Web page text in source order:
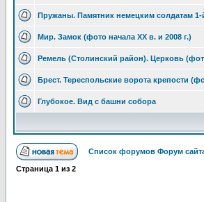
Пружаны. Памятник немецким солдатам
Мир. Замок (фото начала XX в. и 2008 г.)
Ремель (Столинский район). Церковь
Брест. Тереспольские ворота крепости
Глубокое. Вид с башни собора
Список форумов Форум
Страница 1 из 2